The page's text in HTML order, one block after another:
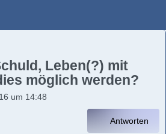
Leben(?) mit
möglich werden?
um 14:48
Antworten